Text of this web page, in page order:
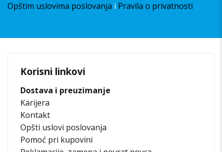
Opštim uslovima poslovanja i Pravila o privatnosti
Korisni linkovi
Dostava i preuzimanje
Karijera
Kontakt
Opšti uslovi poslovanja
Pomoć pri kupovini